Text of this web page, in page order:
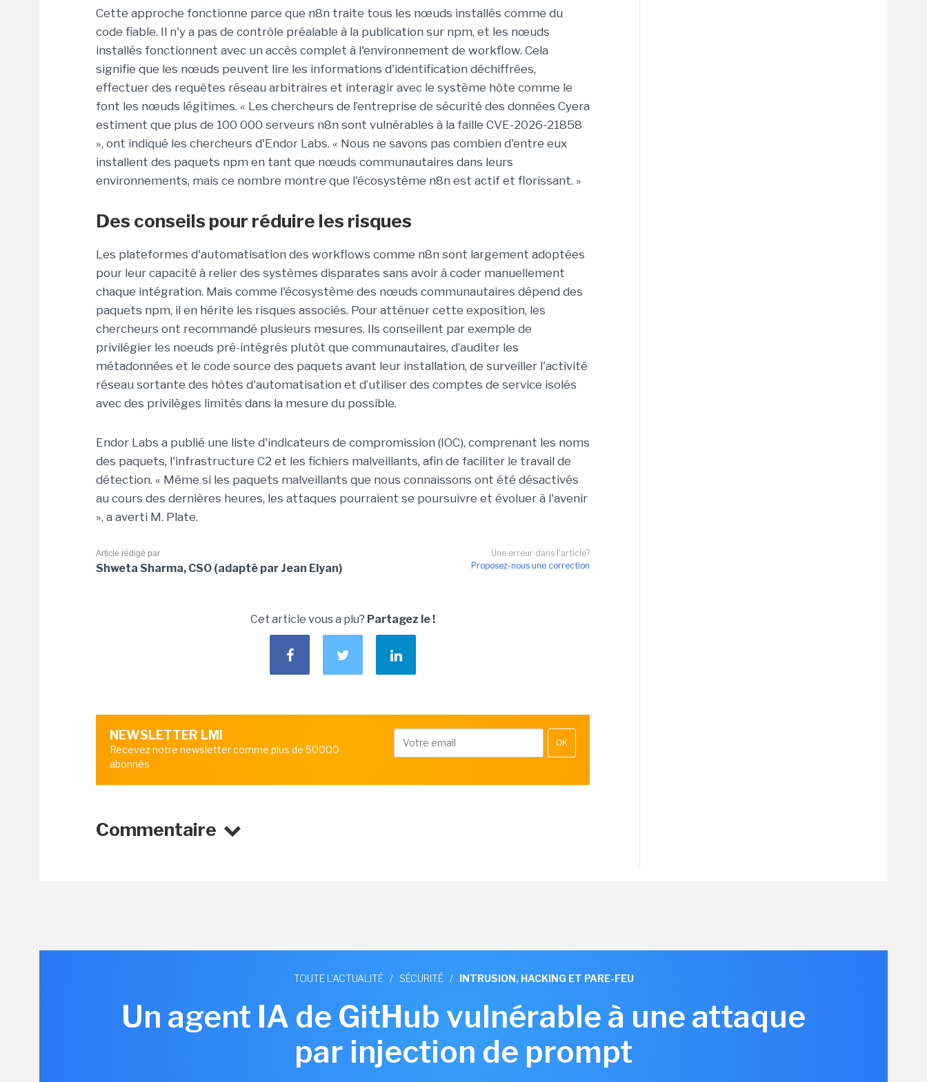
Cette approche fonctionne parce que n8n traite tous les nœuds installés comme du
code fiable. Il n'y a pas de contrôle préalable à la publication sur npm, et les nœuds
installés fonctionnent avec un accès complet à l'environnement de workflow. Cela
signifie que les nœuds peuvent lire les informations d'identification déchiffrées,
effectuer des requêtes réseau arbitraires et interagir avec le système hôte comme le
font les nœuds légitimes. « Les chercheurs de l’entreprise de sécurité des données Cyera
estiment que plus de 100 000 serveurs n8n sont vulnérables à la faille CVE-2026-21858
», ont indiqué les chercheurs d'Endor Labs. « Nous ne savons pas combien d'entre eux
installent des paquets npm en tant que nœuds communautaires dans leurs
environnements, mais ce nombre montre que l'écosystème n8n est actif et florissant. »
Des conseils pour réduire les risques
Les plateformes d'automatisation des workflows comme n8n sont largement adoptées
pour leur capacité à relier des systèmes disparates sans avoir à coder manuellement
chaque intégration. Mais comme l'écosystème des nœuds communautaires dépend des
paquets npm, il en hérite les risques associés. Pour atténuer cette exposition, les
chercheurs ont recommandé plusieurs mesures. Ils conseillent par exemple de
privilégier les noeuds pré-intégrés plutôt que communautaires, d’auditer les
métadonnées et le code source des paquets avant leur installation, de surveiller l'activité
réseau sortante des hôtes d'automatisation et d’utiliser des comptes de service isolés
avec des privilèges limités dans la mesure du possible.
Endor Labs a publié une liste d'indicateurs de compromission (IOC), comprenant les noms
des paquets, l'infrastructure C2 et les fichiers malveillants, afin de faciliter le travail de
détection. « Même si les paquets malveillants que nous connaissons ont été désactivés
au cours des dernières heures, les attaques pourraient se poursuivre et évoluer à l'avenir
», a averti M. Plate.
Une erreur dans l'article?
Proposez-nous une correction
Article rédigé par
Shweta Sharma, CSO (adapté par Jean Elyan)
Cet article vous a plu? Partagez le !
NEWSLETTER LMI
Recevez notre newsletter comme plus de 50000
abonnés
OK
Commentaire
TOUTE L'ACTUALITÉ / SÉCURITÉ / INTRUSION, HACKING ET PARE-FEU
Un agent IA de GitHub vulnérable à une attaque
par injection de prompt